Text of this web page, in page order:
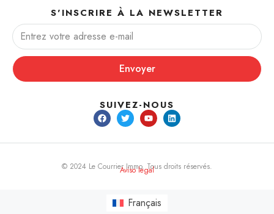
S'INSCRIRE À LA NEWSLETTER
Envoyer
SUIVEZ-NOUS
© 2024 Le Courrier Immo. Tous droits réservés.
Aviso legal
Français